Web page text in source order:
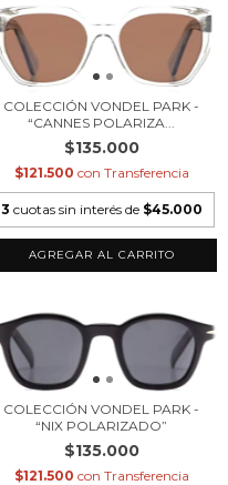
COLECCIÓN VONDEL PARK -
“CANNES POLARIZA...
$135.000
$121.500 con Transferencia
3 cuotas sin interés de $45.000
COLECCIÓN VONDEL PARK -
“NIX POLARIZADO”
$135.000
$121.500 con Transferencia